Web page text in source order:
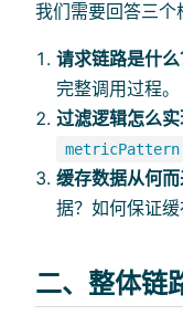
我们需要回答三个
请求链路是什么
完整调用过程。
过滤逻辑怎么实
metricPattern
缓存数据从何而
据？如何保证缓
二、整体链